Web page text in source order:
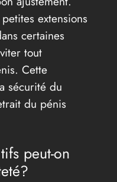
extensions
certaines
tout
Cette
sécurité du
du pénis
peut-on